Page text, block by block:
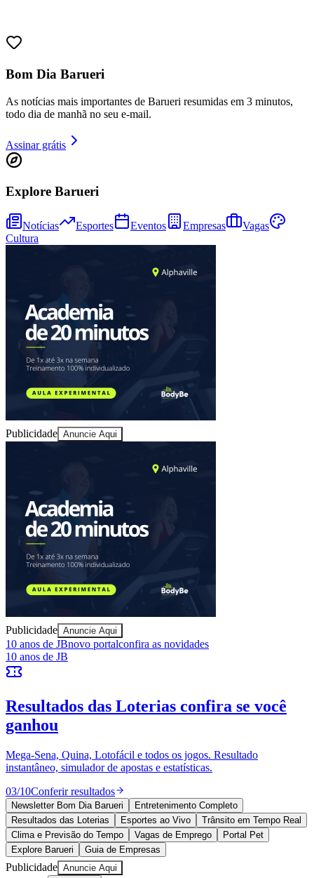
Ceará
Goiás
Bom Dia Barueri
As notícias mais importantes de Barueri resumidas em 3 minutos,
todo dia de manhã no seu e-mail.
Assinar grátis
Explore Barueri
Notícias Esportes Eventos Empresas
Vagas
Cultura
Publicidade Anuncie Aqui
Publicidade Anuncie Aqui